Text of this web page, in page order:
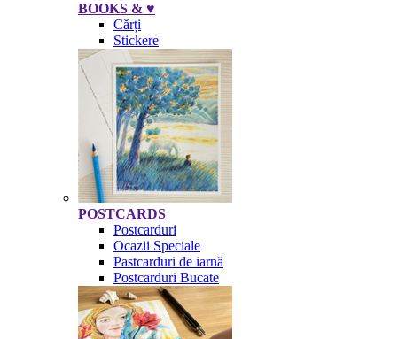
BOOKS & ♥
Cărți
Stickere
POSTCARDS
Postcarduri
Ocazii Speciale
Pastcarduri de iarnă
Postcarduri Bucate